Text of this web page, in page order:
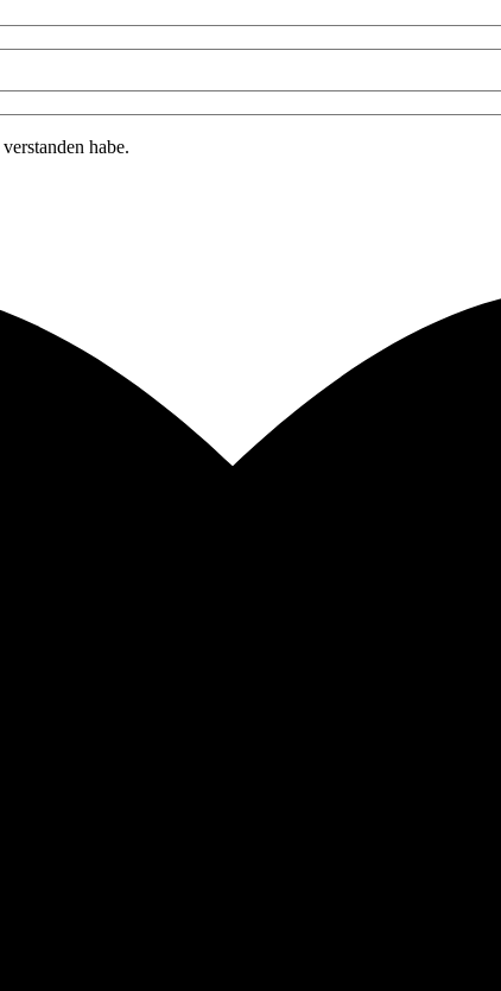
habe.